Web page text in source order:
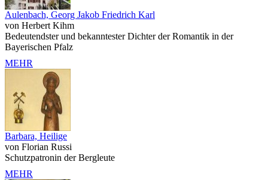
Aulenbach, Georg Jakob Friedrich Karl
von Herbert Kihm
Bedeutendster und bekanntester Dichter der Romantik in der
Bayerischen Pfalz
MEHR
Barbara, Heilige
von Florian Russi
Schutzpatronin der Bergleute
MEHR